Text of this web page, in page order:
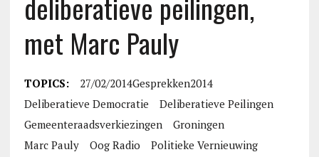
met Marc Pauly
TOPICS:
27/02/2014Gesprekken2014
Deliberatieve Democratie
Deliberatieve Peilingen
Gemeenteraadsverkiezingen
Groningen
Marc Pauly
Oog Radio
Politieke Vernieuwing